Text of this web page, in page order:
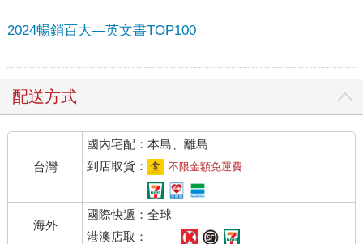
2024暢銷百大—英文書TOP100
配送方式
台灣
國內宅配：本島、離島
到店取貨：
不限金額免運費
海外
國際快遞：全球
港澳店取：